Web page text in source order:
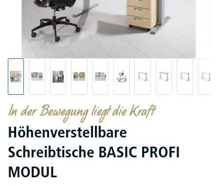
In der Bewegung liegt die Kraft
Höhenverstellbare
Schreibtische BASIC PROFI
MODUL